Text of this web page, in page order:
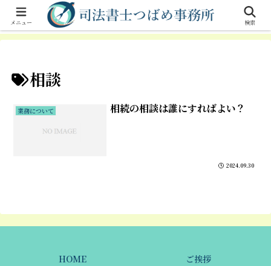
横浜市港北区 菊名駅徒歩１分の女性司法書士。相続手続、遺言、不動産登
記、商業登記。
相談
業務について 相続の相談は誰にすればよい？
2024.09.30
HOME
ご挨拶
メニュー 検索